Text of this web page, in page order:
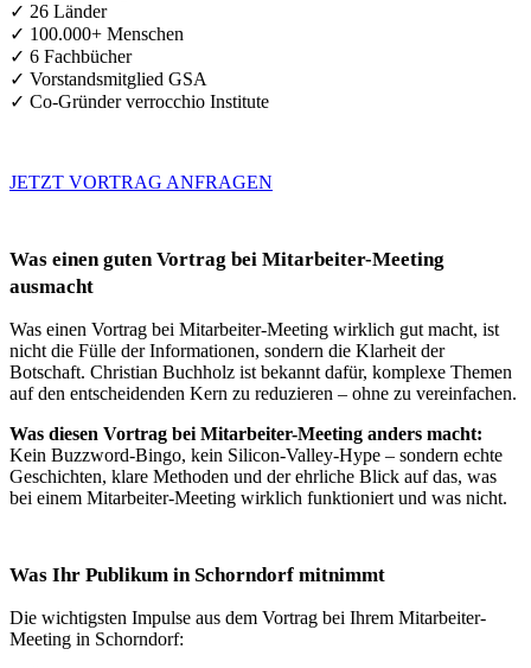
✓ 26 Länder
✓ 100.000+ Menschen
✓ 6 Fachbücher
✓ Vorstandsmitglied GSA
✓ Co-Gründer verrocchio Institute
JETZT VORTRAG ANFRAGEN
Was einen guten Vortrag bei Mitarbeiter-Meeting
ausmacht
Was einen Vortrag bei Mitarbeiter-Meeting wirklich gut macht, ist
nicht die Fülle der Informationen, sondern die Klarheit der
Botschaft. Christian Buchholz ist bekannt dafür, komplexe Themen
auf den entscheidenden Kern zu reduzieren – ohne zu vereinfachen.
Was diesen Vortrag bei Mitarbeiter-Meeting anders macht:
Kein Buzzword-Bingo, kein Silicon-Valley-Hype – sondern echte
Geschichten, klare Methoden und der ehrliche Blick auf das, was
bei einem Mitarbeiter-Meeting wirklich funktioniert und was nicht.
Was Ihr Publikum in Schorndorf mitnimmt
Die wichtigsten Impulse aus dem Vortrag bei Ihrem Mitarbeiter-
Meeting in Schorndorf: